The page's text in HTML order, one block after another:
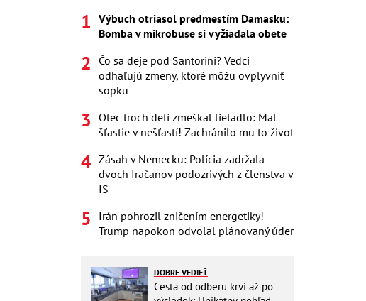
Výbuch otriasol predmestím Damasku:
Bomba v mikrobuse si vyžiadala obete
Čo sa deje pod Santorini? Vedci
odhaľujú zmeny, ktoré môžu ovplyvniť
sopku
Otec troch detí zmeškal lietadlo: Mal
šťastie v nešťastí! Zachránilo mu to život
Zásah v Nemecku: Polícia zadržala
dvoch Iračanov podozrivých z členstva v
IS
Irán pohrozil zničením energetiky!
Trump napokon odvolal plánovaný úder
DOBRE VEDIEŤ
Cesta od odberu krvi až po